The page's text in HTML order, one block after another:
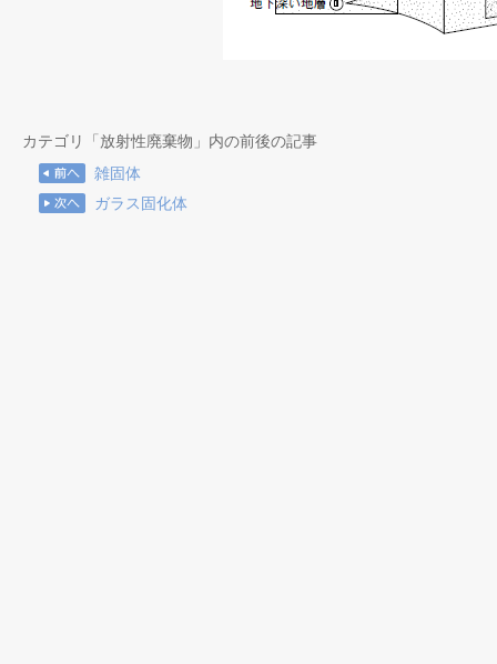
カテゴリ「放射性廃棄物」内の前後の記事
雑固体
ガラス固化体